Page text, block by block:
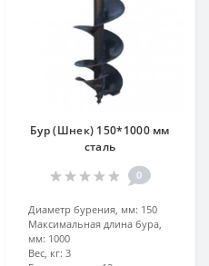
Бур (Шнек) 150*1000 мм
сталь
0
Диаметр бурения, мм: 150
Максимальная длина бура,
мм: 1000
Вес, кг: 3